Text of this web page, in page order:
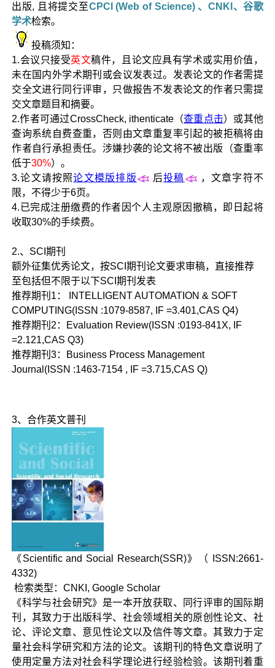
出版, 且将提交至CPCI (Web of Science) 、CNKI、谷歌
学术检索。
投稿须知：
1.会议只接受英文稿件，且论文应具有学术或实用价值，
未在国内外学术期刊或会议发表过。发表论文的作者需提
交全文进行同行评审，只做报告不发表论文的作者只需提
交文章题目和摘要。
2.作者可通过CrossCheck, ithenticate（查重点击）或其他
查询系统自费查重，否则由文章重复率引起的被拒稿将由
作者自行承担责任。涉嫌抄袭的论文将不被出版（查重率
低于30%）。
3.论文请按照论文模版排版 后投稿
，文章字符不
限，不得少于6页。
4.已完成注册缴费的作者因个人主观原因撤稿，即日起将
收取30%的手续费。
2.、SCI期刊
额外征集优秀论文，按SCI期刊论文要求审稿，直接推荐
至包括但不限于以下SCI期刊发表
推荐期刊1： INTELLIGENT AUTOMATION & SOFT
COMPUTING(ISSN :1079-8587, IF =3.401,CAS Q4)
推荐期刊2：Evaluation Review(ISSN :0193-841X, IF
=2.121,CAS Q3)
推荐期刊3：Business Process Management
Journal(ISSN :1463-7154 , IF =3.715,CAS Q)
3、合作英文普刊
《Scientific and Social Research(SSR)》（ ISSN:2661-
4332)
检索类型：CNKI, Google Scholar
《科学与社会研究》是一本开放获取、同行评审的国际期
刊，其致力于出版科学、社会领域相关的原创性论文、社
论、评论文章、意见性论文以及信件等文章。其致力于定
量社会科学研究和方法的论文。该期刊的特色文章说明了
使用定量方法对社会科学理论进行经验检验。该期刊着重